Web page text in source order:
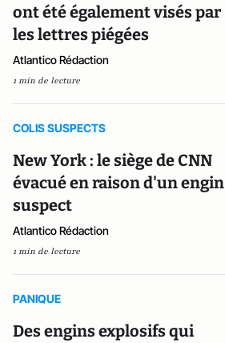
ont été également visés par
les lettres piégées
Atlantico Rédaction
1 min de lecture
COLIS SUSPECTS
New York : le siège de CNN
évacué en raison d'un engin
suspect
Atlantico Rédaction
1 min de lecture
PANIQUE
Des engins explosifs qui